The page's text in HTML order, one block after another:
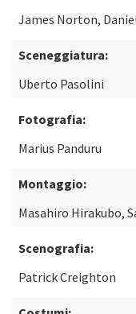
James Norton,
Sceneggiatura:
Uberto Pasolini
Fotografia:
Marius Panduru
Montaggio:
Masahiro Hirakubo,
Scenografia:
Patrick Creighton